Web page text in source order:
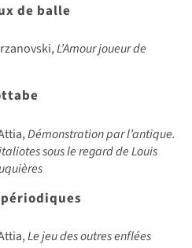
de balle
L’Amour joueur de
Démonstration par l’antique.
sous le regard de Louis
Le jeu des outres enflées